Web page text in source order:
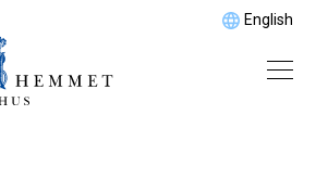
English